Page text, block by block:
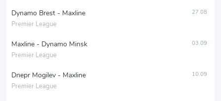
Dynamo Brest - Maxline
Premier League
27.08
Maxline - Dynamo Minsk
Premier League
03.09
Dnepr Mogilev - Maxline
Premier League
10.09